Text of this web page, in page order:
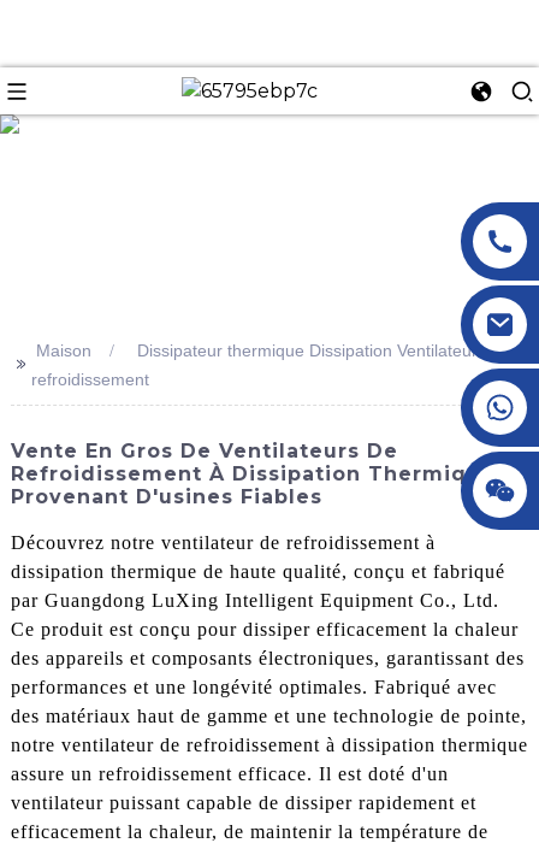
+86 18145770882
+86 18145770882
>>
Maison
Dissipateur thermique Dissipation Ventilateur de
refroidissement
Vente En Gros De Ventilateurs De
Refroidissement À Dissipation Thermique
Provenant D'usines Fiables
Découvrez notre ventilateur de refroidissement à
dissipation thermique de haute qualité, conçu et fabriqué
par Guangdong LuXing Intelligent Equipment Co., Ltd.
Ce produit est conçu pour dissiper efficacement la chaleur
des appareils et composants électroniques, garantissant des
performances et une longévité optimales. Fabriqué avec
des matériaux haut de gamme et une technologie de pointe,
notre ventilateur de refroidissement à dissipation thermique
assure un refroidissement efficace. Il est doté d'un
ventilateur puissant capable de dissiper rapidement et
efficacement la chaleur, de maintenir la température de